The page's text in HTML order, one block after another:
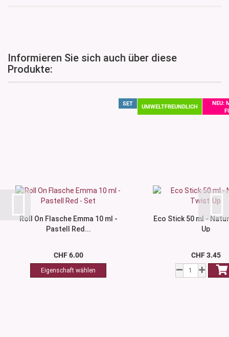
Informieren Sie sich auch über diese
Produkte:
SET
Roll On Flasche Emma 10 ml -
Pastell Red...
CHF 6.00
UMWELTFREUNDLICH
NEU:
Eco Stick 50 ml -
Up
CHF 3.45